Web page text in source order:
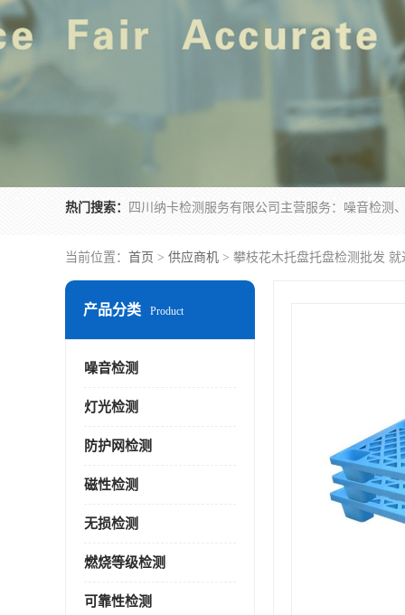
热门搜索：
当前位置： 首页 > 供应商机 > 攀枝花木托盘托盘检测批发
产品分类 Product
噪音检测
灯光检测
防护网检测
磁性检测
无损检测
燃烧等级检测
可靠性检测